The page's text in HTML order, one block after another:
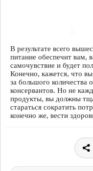
В результате всего
питание обеспечит вам,
самочувствие и будет
Конечно, кажется, что
за большого
консервантов. Но не
продукты, вы должны
стараться сократить
конечно же, вести